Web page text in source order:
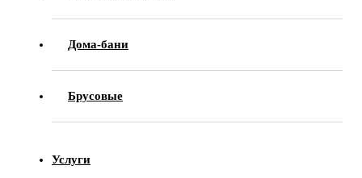
Дома-бани
Брусовые
Услуги